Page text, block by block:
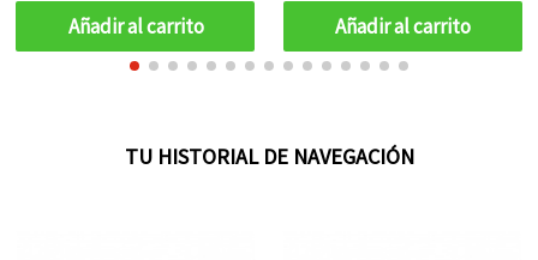
mm, 50 g (~140 uds)
Añadir al carrito Añadir al carrito
TU HISTORIAL DE NAVEGACIÓN